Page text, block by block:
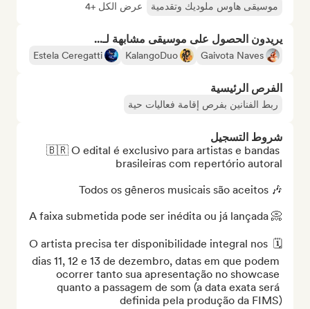
موسيقى هاوس ملوديك وتقدمية
عرض الكل +4
يريدون الحصول على موسيقى مشابهة لـ...
Gaivota Naves
KalangoDuo
Estela Ceregatti
الفرص الرئيسية
ربط الفنانين بفرص إقامة فعاليات حية
شروط التسجيل
🇧🇷 O edital é exclusivo para artistas e bandas
🗓️ O artista precisa ter disponibilidade integral nos
dias 11, 12 e 13 de dezembro, datas em que podem
ocorrer tanto sua apresentação no showcase
quanto a passagem de som (a data exata será